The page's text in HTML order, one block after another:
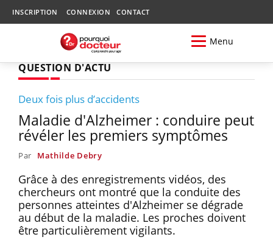
INSCRIPTION CONNEXION CONTACT
Menu
QUESTION D'ACTU
Deux fois plus d’accidents
Maladie d'Alzheimer : conduire peut
révéler les premiers symptômes
Par Mathilde Debry
Grâce à des enregistrements vidéos, des
chercheurs ont montré que la conduite des
personnes atteintes d'Alzheimer se dégrade
au début de la maladie. Les proches doivent
être particulièrement vigilants.